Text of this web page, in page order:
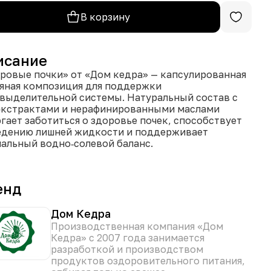
В корзину
почки» от «Дом кедра» — капсулированная
композиция для поддержки
системы. Натуральный состав с
и нерафинированными маслами
заботиться о здоровье почек, способствует
лишней жидкости и поддерживает
водно‑солевой баланс.
и уроантисептический эффект:
толокнянки, берёзы, клюквы и
способствуют очищению
путей и препятствуют развитию
функции почек: купаж масел (арбузного,
виноградного, конопляного, чёрного
Дом Кедра
Производственная компания «Дом
Кедра» с 2007 года занимается
разработкой и производством
продуктов оздоровительного питания,